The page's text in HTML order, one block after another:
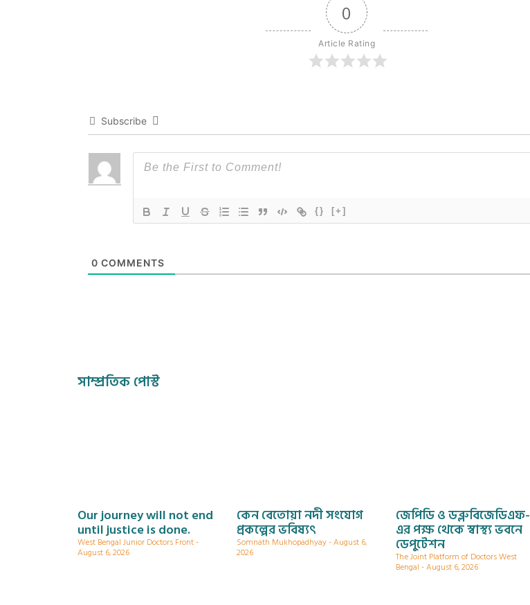
0
Article Rating
Subscribe
{} [+]
0 COMMENTS
সাম্প্রতিক পোস্ট
Our journey will not end
until justice is done.
West Bengal Junior Doctors Front
August 6, 2026
কেন বেতোয়া নদী সংযোগ
প্রকল্পের ভবিষ্যৎ
Somnath Mukhopadhyay August 6,
2026
জেপিডি ও ডব্লুবিজেডিএফ-
এর পক্ষ থেকে স্বাস্থ্য ভবনে
ডেপুটেশন
The Joint Platform of Doctors West
Bengal August 6, 2026